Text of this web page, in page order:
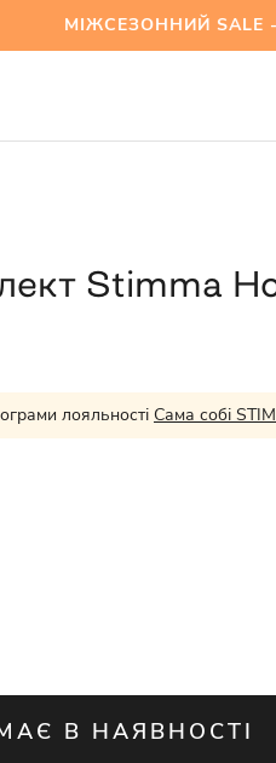
SALE -
Stimma
лояльності Сама собі
В НАЯВНОСТІ